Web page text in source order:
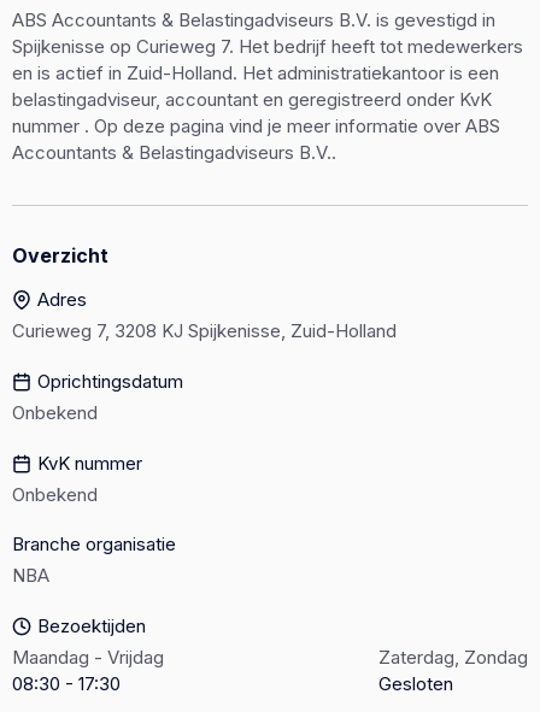
ABS Accountants & Belastingadviseurs B.V. is gevestigd in
Spijkenisse op Curieweg 7. Het bedrijf heeft tot medewerkers
en is actief in Zuid-Holland. Het administratiekantoor is een
belastingadviseur, accountant en geregistreerd onder KvK
nummer . Op deze pagina vind je meer informatie over ABS
Accountants & Belastingadviseurs B.V..
Overzicht
Adres
Curieweg 7, 3208 KJ Spijkenisse, Zuid-Holland
Oprichtingsdatum
Onbekend
KvK nummer
Onbekend
Branche organisatie
NBA
Bezoektijden
Maandag - Vrijdag
08:30 - 17:30
Zaterdag, Zondag
Gesloten